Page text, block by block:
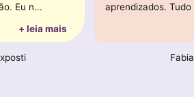
Eu n...
+ leia mais
aprendizados.